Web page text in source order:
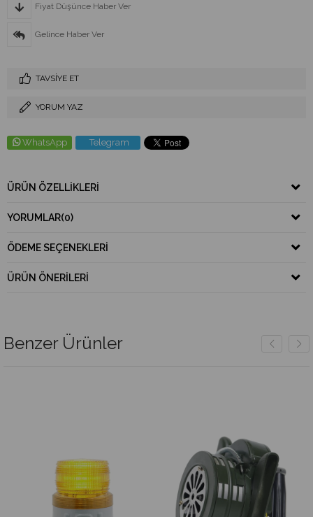
Fiyat Düşünce Haber Ver
Gelince Haber Ver
TAVSIYE ET
YORUM YAZ
WhatsApp Telegram
ÜRÜN ÖZELLIKLERI
YORUMLAR(0)
ÖDEME SEÇENEKLERI
ÜRÜN ÖNERILERI
Benzer Ürünler